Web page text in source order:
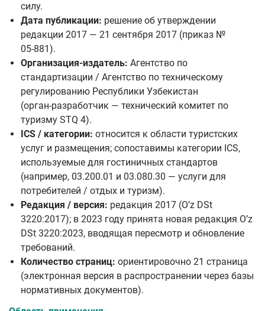
силу.
Дата публикации: решение об утверждении
редакции 2017 — 21 сентября 2017 (приказ №
05‑881).
Организация-издатель: Агентство по
стандартизации / Агентство по техническому
регулированию Республики Узбекистан
(орган‑разработчик — технический комитет по
туризму STQ 4).
ICS / категории: относится к области туристских
услуг и размещения; сопоставимы категории ICS,
используемые для гостиничных стандартов
(например, 03.200.01 и 03.080.30 — услуги для
потребителей / отдых и туризм).
Редакция / версия: редакция 2017 (Oʼz DSt
3220:2017); в 2023 году принята новая редакция Oʼz
DSt 3220:2023, вводящая пересмотр и обновление
требований.
Количество страниц: ориентировочно 21 страница
(электронная версия в распространении через базы
нормативных документов).